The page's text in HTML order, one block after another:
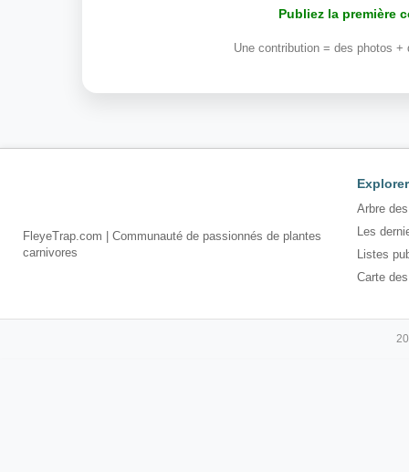
Publiez la première
Une contribution = des photos
FleyeTrap.com | Communauté de passionnés de plantes
carnivores
Explorer
Arbre
Les
Listes
Carte